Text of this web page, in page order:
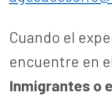
Cuando el
encuentre en
Inmigrantes o